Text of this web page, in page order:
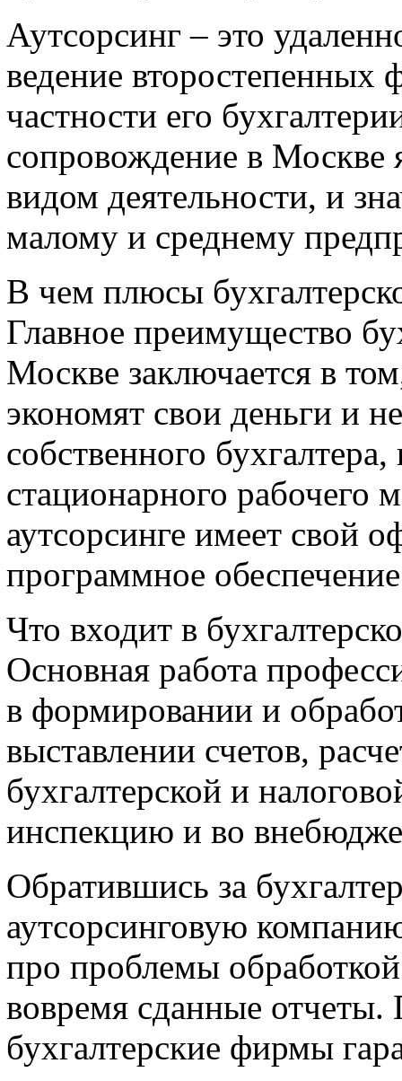
Аутсорсинг – это
ведение второстепенных
частности его
сопровождение в Москве
видом деятельности, и
малому и среднему
В чем плюсы
Главное преимущество
Москве заключается в
экономят свои деньги и
собственного
стационарного рабочего
аутсорсинге имеет свой
программное
Что входит в
Основная работа
в формировании и
выставлении счетов,
бухгалтерской и
инспекцию и во
Обратившись за
аутсорсинговую
про проблемы
вовремя сданные
бухгалтерские фирмы